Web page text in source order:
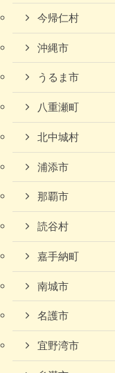
今帰仁村
沖縄市
うるま市
八重瀬町
北中城村
浦添市
那覇市
読谷村
嘉手納町
南城市
名護市
宜野湾市